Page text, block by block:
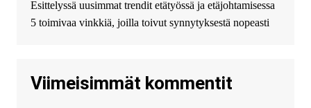
избыточных вопросов и
документов? Тогда обратитесь
guest_4889 :Cmon Suomi 👏
Esittelyssä uusimmat trendit etätyössä ja etäjohtamisessa
5 toimivaa vinkkiä, joilla toivut synnytyksestä nopeasti
Viimeisimmät kommentit